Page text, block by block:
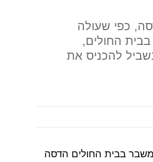
כפי שעולה
החולים,
להכניס את
בבית החולים הדסה